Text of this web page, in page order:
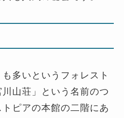
多いというフォレスト
山荘」という名前のつ
ピアの本館の二階にあ